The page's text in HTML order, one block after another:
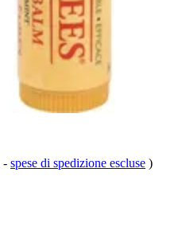
- spese di spedizione escluse )